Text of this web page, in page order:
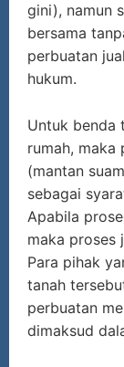
gini), namun
bersama
perbuatan
hukum.
Untuk benda
rumah, maka
(mantan
sebagai
Apabila
maka proses
Para pihak
tanah
perbuatan
dimaksud